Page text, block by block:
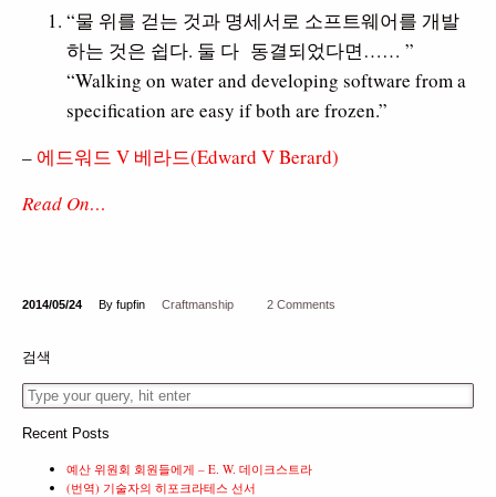
“물 위를 걷는 것과 명세서로 소프트웨어를 개발
하는 것은 쉽다. 둘 다 동결되었다면…… ”
“Walking on water and developing software from a
specification are easy if both are frozen.”
– 에드워드 V 베라드(Edward V Berard)
Read On…
2014/05/24 By fupfin Craftmanship 2 Comments
검색
Recent Posts
예산 위원회 회원들에게 – E. W. 데이크스트라
(번역) 기술자의 히포크라테스 선서